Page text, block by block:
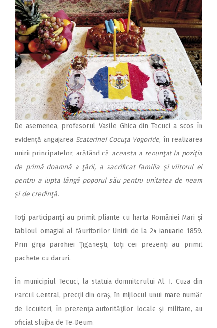
De asemenea, profesorul Vasile Ghica din Tecuci a scos în
evidenţă angajarea Ecaterinei Cocuţa Vogoride, în realizarea
unirii principatelor, arătând că aceasta a renunţat la poziţia
de primă doamnă a ţării, a sacrificat familia şi viitorul ei
pentru a lupta lângă poporul său pentru unitatea de neam
şi de credinţă.
Toţi participanţii au primit pliante cu harta României Mari şi
tabloul omagial al făuritorilor Unirii de la 24 ianuarie 1859.
Prin grija parohiei Ţigăneşti, toţi cei prezenţi au primit
pachete cu daruri.
În municipiul Tecuci, la statuia domnitorului Al. I. Cuza din
Parcul Central, preoţii din oraş, în mijlocul unui mare număr
de locuitori, în prezenţa autorităţilor locale şi militare, au
oficiat slujba de Te‑Deum.